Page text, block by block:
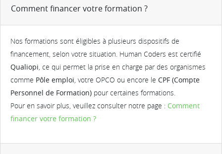
Comment financer votre formation ?
Nos formations sont éligibles à plusieurs dispositifs de
financement, selon votre situation. Human Coders est certifié
Qualiopi, ce qui permet la prise en charge par des organismes
comme Pôle emploi, votre OPCO ou encore le CPF (Compte
Personnel de Formation) pour certaines formations.
Pour en savoir plus, veuillez consulter notre page : Comment
financer votre formation ?